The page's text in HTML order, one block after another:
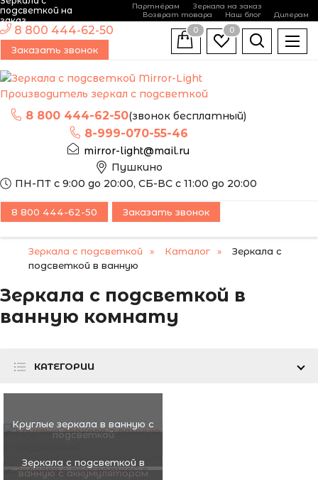
подсветкой на
заказ
Партнёрам
Зеркала на заказ
Возврат товара
Наш блог Дилерам
Производитель зеркал с подсветкой
8 800 444-62-50(звонок бесплатный)
8-999-070-55-46
mirror-light@mail.ru
Пушкино
ПН-ПТ с 9:00 до 20:00, СБ-ВС с 11:00 до 20:00
8 800 444-62-50
Заказать звонок
0
0
8 800 444-62-50 Заказать звонок
Зеркала с подсветкой Каталог
Зеркала с
подсветкой в ванную
Зеркала с подсветкой в
ванную комнату
КАТЕГОРИИ
Круглые зеркала в ванную с
подсветкой
Зеркала с подсветкой в
ванную с аккумулятором